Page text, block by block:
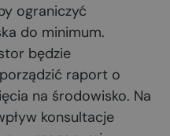
ograniczyć
do minimum.
będzie
raport o
na środowisko. Na
konsultacje